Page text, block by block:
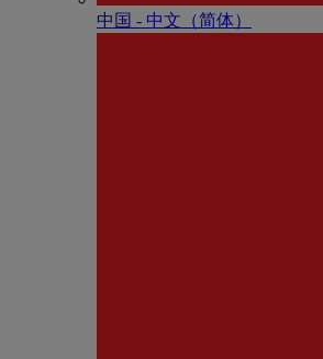
中国 - 中⽂（简体）